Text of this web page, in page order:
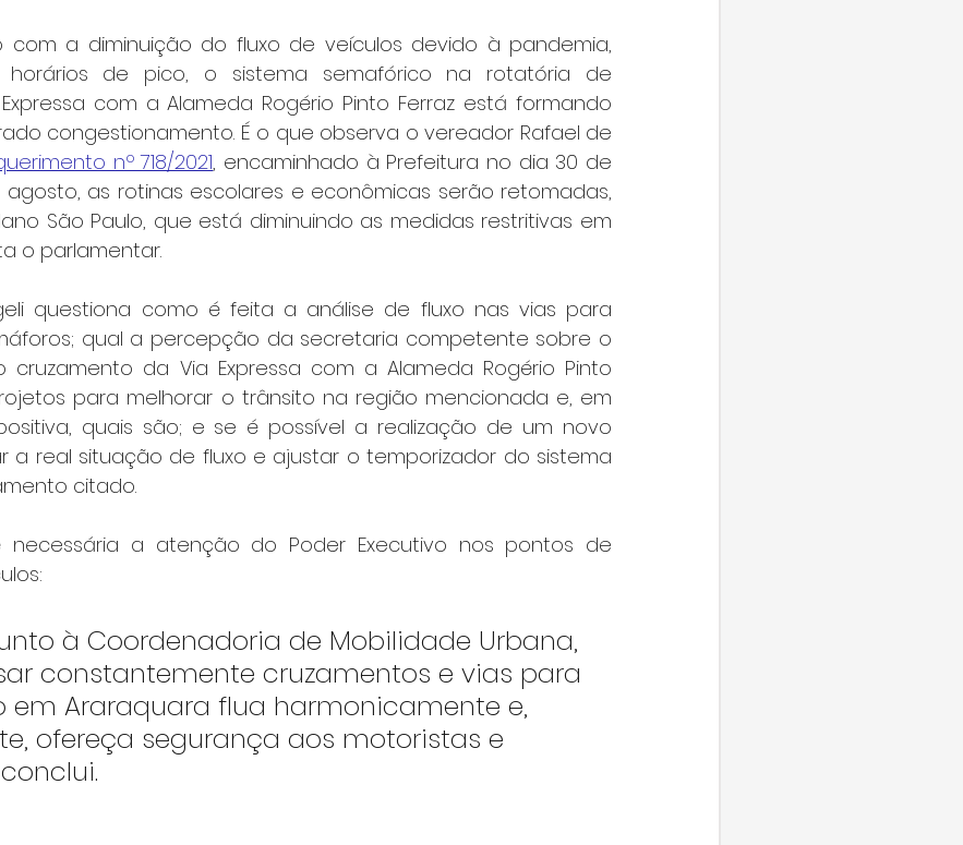
com a diminuição do fluxo de veículos devido à pandemia,
horários de pico, o sistema semafórico na rotatória de
com a Alameda Rogério Pinto Ferraz está formando
congestionamento. É o que observa o vereador Rafael de
nº 718/2021, encaminhado à Prefeitura no dia 30 de
agosto, as rotinas escolares e econômicas serão retomadas,
São Paulo, que está diminuindo as medidas restritivas em
o parlamentar.
questiona como é feita a análise de fluxo nas vias para
qual a percepção da secretaria competente sobre o
cruzamento da Via Expressa com a Alameda Rogério Pinto
para melhorar o trânsito na região mencionada e, em
quais são; e se é possível a realização de um novo
a real situação de fluxo e ajustar o temporizador do sistema
citado.
necessária a atenção do Poder Executivo nos pontos de
à Coordenadoria de Mobilidade Urbana,
constantemente cruzamentos e vias para
em Araraquara flua harmonicamente e,
ofereça segurança aos motoristas e